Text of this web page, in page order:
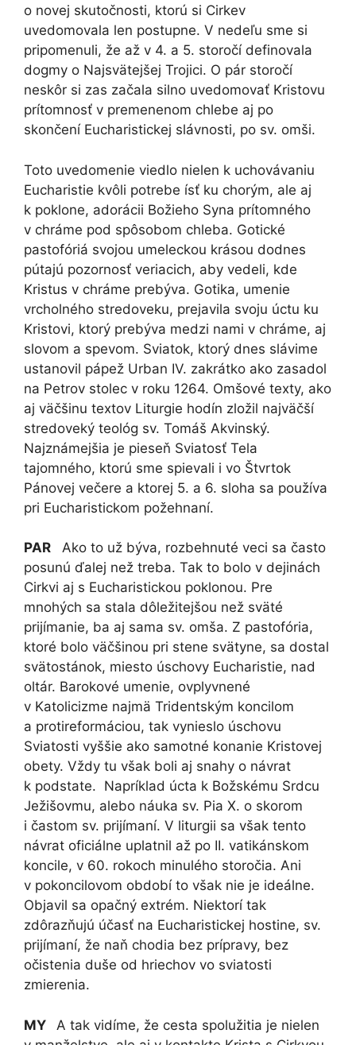
o novej skutočnosti, ktorú si Cirkev
uvedomovala len postupne. V nedeľu sme si
pripomenuli, že až v 4. a 5. storočí definovala
dogmy o Najsvätejšej Trojici. O pár storočí
neskôr si zas začala silno uvedomovať Kristovu
prítomnosť v premenenom chlebe aj po
skončení Eucharistickej slávnosti, po sv. omši.
Toto uvedomenie viedlo nielen k uchovávaniu
Eucharistie kvôli potrebe ísť ku chorým, ale aj
k poklone, adorácii Božieho Syna prítomného
v chráme pod spôsobom chleba. Gotické
pastofóriá svojou umeleckou krásou dodnes
pútajú pozornosť veriacich, aby vedeli, kde
Kristus v chráme prebýva. Gotika, umenie
vrcholného stredoveku, prejavila svoju úctu ku
Kristovi, ktorý prebýva medzi nami v chráme, aj
slovom a spevom. Sviatok, ktorý dnes slávime
ustanovil pápež Urban IV. zakrátko ako zasadol
na Petrov stolec v roku 1264. Omšové texty, ako
aj väčšinu textov Liturgie hodín zložil najväčší
stredoveký teológ sv. Tomáš Akvinský.
Najznámejšia je pieseň Sviatosť Tela
tajomného, ktorú sme spievali i vo Štvrtok
Pánovej večere a ktorej 5. a 6. sloha sa používa
pri Eucharistickom požehnaní.
PAR
Ako to už býva, rozbehnuté veci sa často
posunú ďalej než treba. Tak to bolo v dejinách
Cirkvi aj s Eucharistickou poklonou. Pre
mnohých sa stala dôležitejšou než sväté
prijímanie, ba aj sama sv. omša. Z pastofória,
ktoré bolo väčšinou pri stene svätyne, sa dostal
svätostánok, miesto úschovy Eucharistie, nad
oltár. Barokové umenie, ovplyvnené
v Katolicizme najmä Tridentským koncilom
a protireformáciou, tak vynieslo úschovu
Sviatosti vyššie ako samotné konanie Kristovej
obety. Vždy tu však boli aj snahy o návrat
k podstate. Napríklad úcta k Božskému Srdcu
Ježišovmu, alebo náuka sv. Pia X. o skorom
i častom sv. prijímaní. V liturgii sa však tento
návrat oficiálne uplatnil až po II. vatikánskom
koncile, v 60. rokoch minulého storočia. Ani
v pokoncilovom období to však nie je ideálne.
Objavil sa opačný extrém. Niektorí tak
zdôrazňujú účasť na Eucharistickej hostine, sv.
prijímaní, že naň chodia bez prípravy, bez
očistenia duše od hriechov vo sviatosti
zmierenia.
MY
A tak vidíme, že cesta spolužitia je nielen